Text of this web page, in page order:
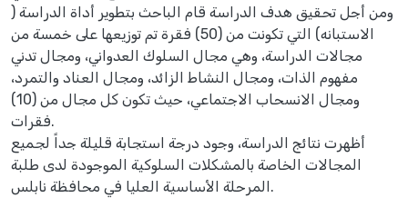
ومن أجل تحقيق هدف الدراسة قام الباحث بتطوير أداة الدراسة (
الاستبانه) التي تكونت من (50) فقرة تم توزيعها على خمسة من
مجالات الدراسة، وهي مجال السلوك العدواني، ومجال تدني
مفهوم الذات، ومجال النشاط الزائد، ومجال العناد والتمرد،
ومجال الانسحاب الاجتماعي، حيث تكون كل مجال من (10)
فقرات.
أظهرت نتائج الدراسة، وجود درجة استجابة قليلة جداً لجميع
المجالات الخاصة بالمشكلات السلوكية الموجودة لدى طلبة
المرحلة الأساسية العليا في محافظة نابلس.